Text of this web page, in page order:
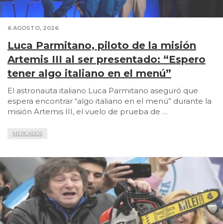
6 AGOSTO, 2026
Luca Parmitano, piloto de la misión
Artemis III al ser presentado: “Espero
tener algo italiano en el menú”
El astronauta italiano Luca Parmitano aseguró que
espera encontrar “algo italiano en el menú” durante la
misión Artemis III, el vuelo de prueba de …
MERCADOS